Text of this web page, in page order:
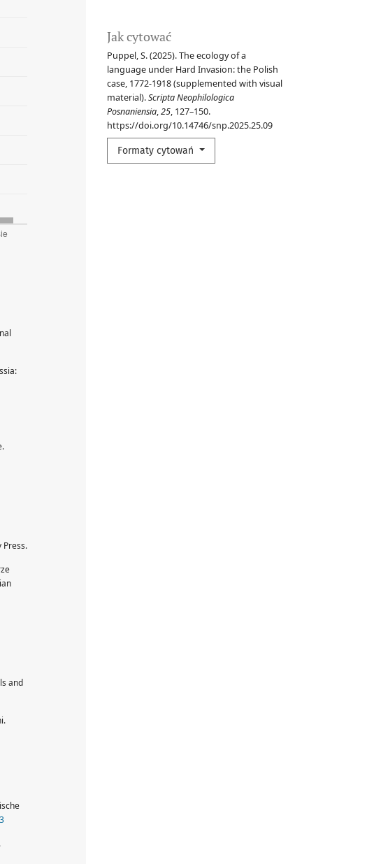
Jak cytować
Puppel, S. (2025). The ecology of a
language under Hard Invasion: the Polish
case, 1772-1918 (supplemented with visual
material).Scripta Neophilologica
Posnaniensia,25, 127–150.
https://doi.org/10.14746/snp.2025.25.09
Formaty cytowań
Press.
and